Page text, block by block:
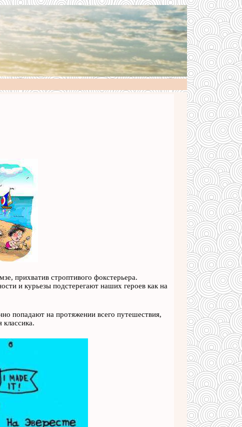
прихватив строптивого фокстерьера.
и курьезы подстерегают наших героев как на
попадают на протяжении всего путешествия,